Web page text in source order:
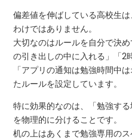
偏差値を伸ばしている高校生
わけではありません。
大切なのはルールを自分で決
の引き出しの中に入れる」「2
「アプリの通知は勉強時間中
たルールを設定しています。
特に効果的なのは、「勉強す
を物理的に分けることです。
机の上はあくまで勉強専用の